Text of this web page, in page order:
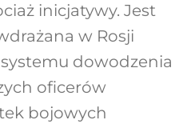
inicjatywy. Jest
w Rosji
dowodzenia
oficerów
bojowych